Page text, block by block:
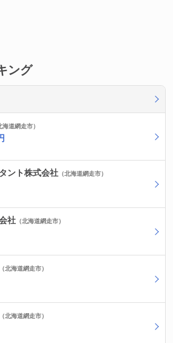
ング
海道網走市）
ント株式会社 （北海道網走市）
社 （北海道網走市）
（北海道網走市）
（北海道網走市）